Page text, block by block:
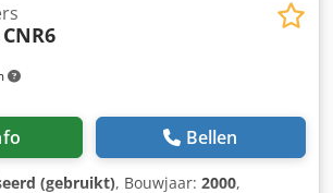
Bellen
(gebruikt), Bouwjaar: 2000,